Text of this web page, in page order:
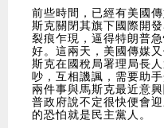
前些時間，已經有美國
斯克關閉其旗下國際開
裂痕乍現，逼得特朗普
好。這兩天，美國傳媒
斯克在國稅局署理局長
吵，互相譏諷，需要助
兩件事與馬斯克最近意
普政府說不定很快便會
的恐怕就是民主黨人。